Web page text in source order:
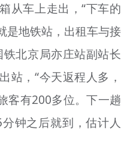
从车上走出，“下车的
是地铁站，出租车与接
北京局亦庄站副站长
站，“今天返程人多，
客有200多位。下一趟
钟之后就到，估计人